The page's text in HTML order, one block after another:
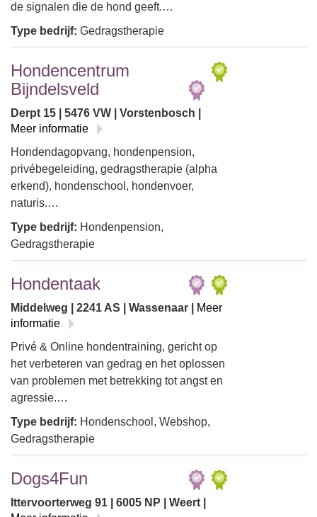
de signalen die de hond geeft.…
Type bedrijf: Gedragstherapie
Hondencentrum
Bijndelsveld
Derpt 15 | 5476 VW | Vorstenbosch |
Meer informatie
Hondendagopvang, hondenpension,
privébegeleiding, gedragstherapie (alpha
erkend), hondenschool, hondenvoer,
naturis.…
Type bedrijf: Hondenpension,
Gedragstherapie
Hondentaak
Middelweg | 2241 AS | Wassenaar |
Meer
informatie
Privé & Online hondentraining, gericht op
het verbeteren van gedrag en het oplossen
van problemen met betrekking tot angst en
agressie.…
Type bedrijf: Hondenschool, Webshop,
Gedragstherapie
Dogs4Fun
Ittervoorterweg 91 | 6005 NP | Weert |